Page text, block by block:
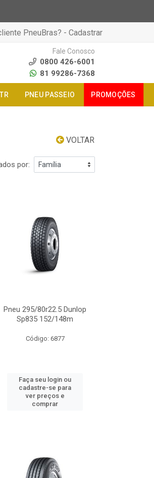
PneuBras? - Cadastrar
Fale Conosco
0800 426-6001
81 99286-7368
PNEU PASSEIO PROMOÇÕES
VOLTAR
por:
Pneu 295/80r22.5 Dunlop
Sp835 152/148m
Código: 6877
Faça seu login ou
cadastre-se para
ver preços e
comprar